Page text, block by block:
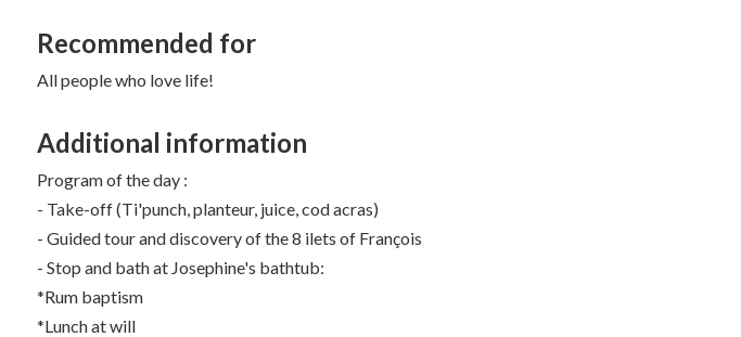
Recommended for
All people who love life!
Additional information
Program of the day :
- Take-off (Ti'punch, planteur, juice, cod acras)
- Guided tour and discovery of the 8 ilets of François
- Stop and bath at Josephine's bathtub:
*Rum baptism
*Lunch at will